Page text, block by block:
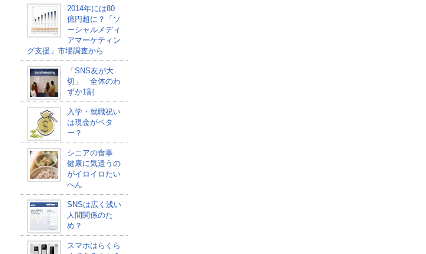
2014年には80
億円超に？「ソ
ーシャルメディ
アマーケティン
グ支援」市場調査から
「SNS友が大
切」 全体のわ
ずか1割
入学・就職祝い
は現金がベタ
ー？
シニアの食事
健康に気遣うの
がイロイロたい
へん
SNSは広く浅い
人間関係のた
め？
スマホはらくら